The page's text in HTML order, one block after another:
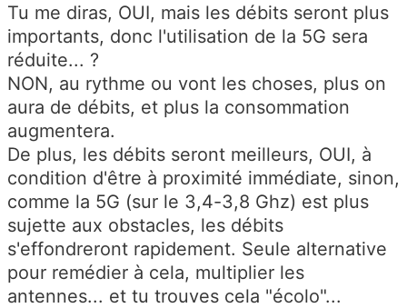
Tu me diras, OUI, mais les débits seront plus
importants, donc l'utilisation de la 5G sera
réduite... ?
NON, au rythme ou vont les choses, plus on
aura de débits, et plus la consommation
augmentera.
De plus, les débits seront meilleurs, OUI, à
condition d'être à proximité immédiate, sinon,
comme la 5G (sur le 3,4-3,8 Ghz) est plus
sujette aux obstacles, les débits
s'effondreront rapidement. Seule alternative
pour remédier à cela, multiplier les
antennes... et tu trouves cela "écolo"...